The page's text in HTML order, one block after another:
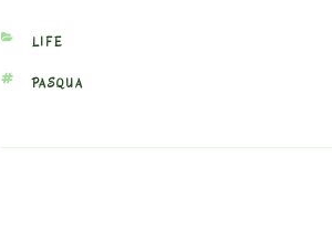
CATEGORIES
LIFE
TAGS
PASQUA